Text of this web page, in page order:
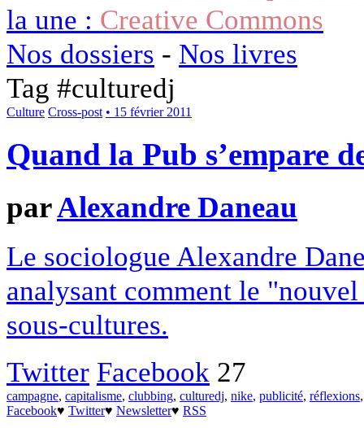
la une : Creative Commons
Nos dossiers - Nos livres
Tag #culturedj
Culture Cross-post • 15 février 2011
Quand la Pub s’empare
parAlexandre Daneau
Le sociologue Alexandre
analysant comment le
sous-cultures.
Twitter Facebook 27
campagne, capitalisme, clubbing, culturedj, nike, publicité, réflexions
Facebook♥ Twitter♥ Newsletter♥ RSS